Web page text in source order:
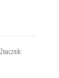
Znacznik: